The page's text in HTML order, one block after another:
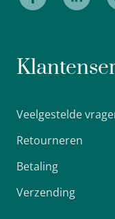
Veelgestelde
Retourneren
Betaling
Verzending